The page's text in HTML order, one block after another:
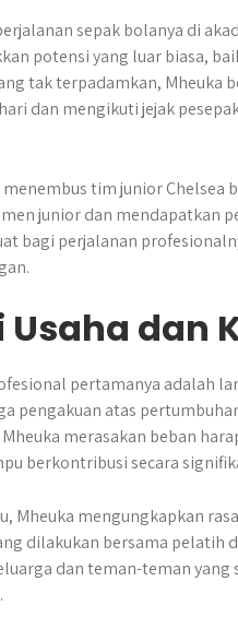
sepak bolanya di
potensi yang luar biasa,
tak terpadamkan, Mheuka
dan mengikuti jejak
tim junior Chelsea
junior dan mendapatkan
bagi perjalanan
dan
pertamanya adalah
pengakuan atas
merasakan beban
berkontribusi secara
Mheuka mengungkapkan
dilakukan bersama pelatih
dan teman-teman